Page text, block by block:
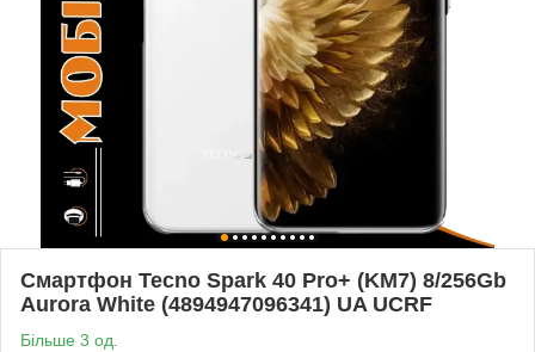
Смартфон Tecno Spark 40 Pro+ (KM7) 8/256Gb
Aurora White (4894947096341) UA UCRF
Більше 3 од.